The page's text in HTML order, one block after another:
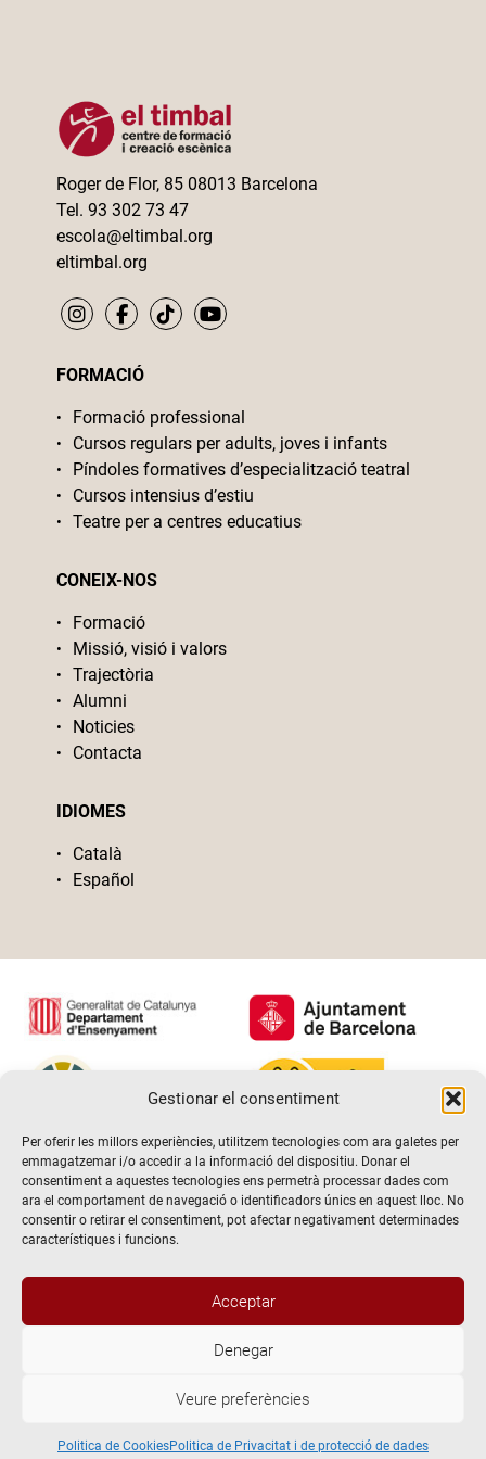
Gestionar el consentiment
Per oferir les millors experiències, utilitzem tecnologies com ara galetes per
emmagatzemar i/o accedir a la informació del dispositiu. Donar el
consentiment a aquestes tecnologies ens permetrà processar dades com
ara el comportament de navegació o identificadors únics en aquest lloc. No
consentir o retirar el consentiment, pot afectar negativament determinades
característiques i funcions.
Acceptar
Denegar
Veure preferències
Politica de CookiesPolitica de Privacitat i de protecció de dades
Roger de Flor, 85 08013 Barcelona
Tel. 93 302 73 47
escola@eltimbal.org
eltimbal.org
FORMACIÓ
Formació professional
Cursos regulars per adults, joves i infants
Píndoles formatives d’especialització teatral
Cursos intensius d’estiu
Teatre per a centres educatius
CONEIX-NOS
Formació
Missió, visió i valors
Trajectòria
Alumni
Noticies
Contacta
IDIOMES
Català
Español
@2026 Escola de teatre El Timbal. Tots els drets reservats
Avís Legal
Politica de Cookies